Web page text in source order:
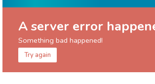
A server error
Something bad happened!
Try again